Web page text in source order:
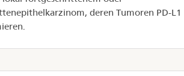
deren Tumoren PD-L1